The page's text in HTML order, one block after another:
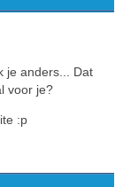
je anders... Dat
voor je?
:p